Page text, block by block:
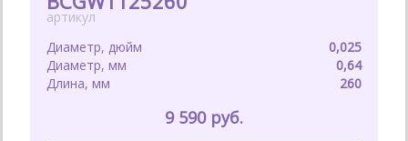
0,025
0,64
260
9 590